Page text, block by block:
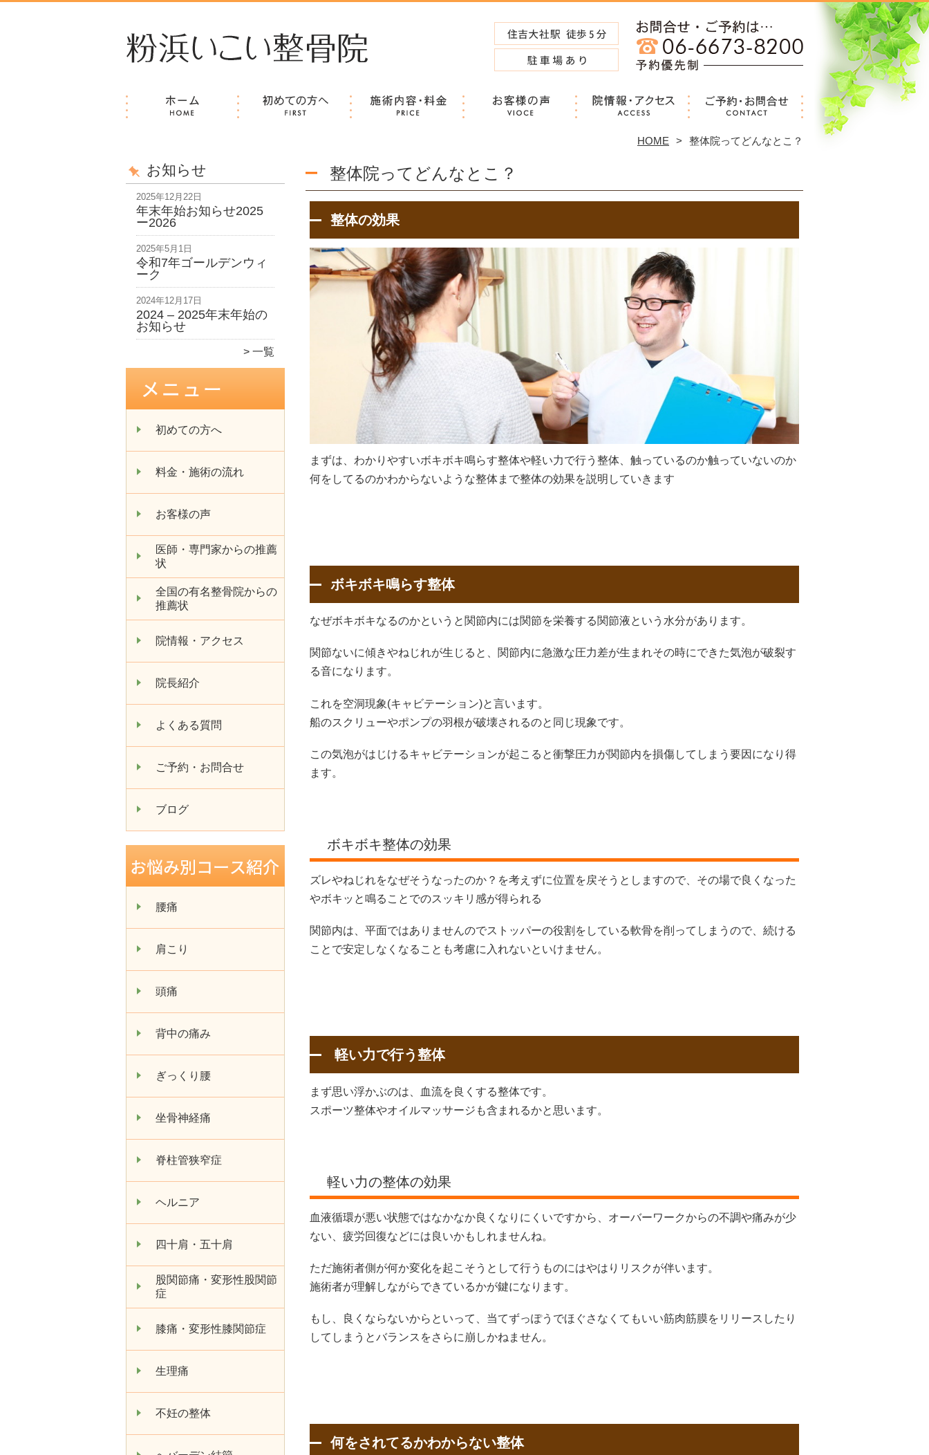
HOME 整体院ってどんなとこ？
お知らせ
2025年12月22日
年末年始お知らせ2025
ー2026
2025年5月1日
令和7年ゴールデンウィ
ーク
2024年12月17日
2024 – 2025年末年始の
お知らせ
一覧
初めての方へ
料金・施術の流れ
お客様の声
医師・専門家からの推薦
状
全国の有名整骨院からの
推薦状
院情報・アクセス
院長紹介
よくある質問
ご予約・お問合せ
ブログ
腰痛
肩こり
頭痛
背中の痛み
ぎっくり腰
坐骨神経痛
脊柱管狭窄症
ヘルニア
四十肩・五十肩
股関節痛・変形性股関節
症
膝痛・変形性膝関節症
生理痛
不妊の整体
整体院ってどんなとこ？
整体の効果
まずは、わかりやすいボキボキ鳴らす整体や軽い力で行う整体、触っているのか触っていないのか
何をしてるのかわからないような整体まで整体の効果を説明していきます
ボキボキ鳴らす整体
なぜボキボキなるのかというと関節内には関節を栄養する関節液という水分があります。
関節ないに傾きやねじれが生じると、関節内に急激な圧力差が生まれその時にできた気泡が破裂す
る音になります。
これを空洞現象(キャビテーション)と言います。
船のスクリューやポンプの羽根が破壊されるのと同じ現象です。
この気泡がはじけるキャビテーションが起こると衝撃圧力が関節内を損傷してしまう要因になり得
ます。
ボキボキ整体の効果
ズレやねじれをなぜそうなったのか？を考えずに位置を戻そうとしますので、その場で良くなった
やボキッと鳴ることでのスッキリ感が得られる
関節内は、平面ではありませんのでストッパーの役割をしている軟骨を削ってしまうので、続ける
ことで安定しなくなることも考慮に入れないといけません。
軽い力で行う整体
まず思い浮かぶのは、血流を良くする整体です。
スポーツ整体やオイルマッサージも含まれるかと思います。
軽い力の整体の効果
血液循環が悪い状態ではなかなか良くなりにくいですから、オーバーワークからの不調や痛みが少
ない、疲労回復などには良いかもしれませんね。
ただ施術者側が何か変化を起こそうとして行うものにはやはりリスクが伴います。
施術者が理解しながらできているかが鍵になります。
もし、良くならないからといって、当てずっぽうでほぐさなくてもいい筋肉筋膜をリリースしたり
してしまうとバランスをさらに崩しかねません。
何をされてるかわからない整体